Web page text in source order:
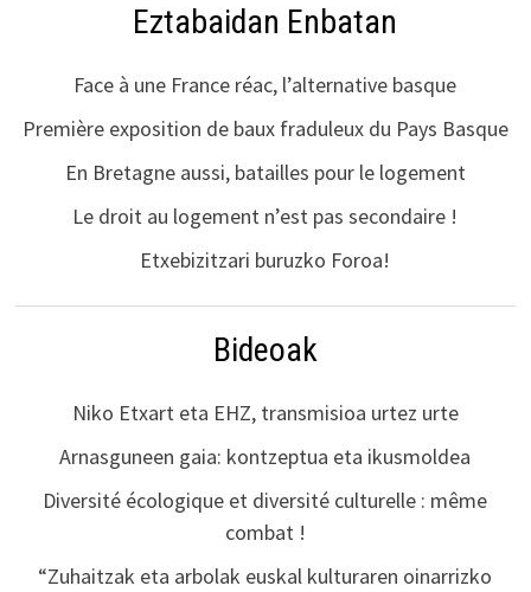
Eztabaidan Enbatan
Face à une France réac, l’alternative basque
Première exposition de baux fraduleux du Pays Basque
En Bretagne aussi, batailles pour le logement
Le droit au logement n’est pas secondaire !
Etxebizitzari buruzko Foroa!
Bideoak
Niko Etxart eta EHZ, transmisioa urtez urte
Arnasguneen gaia: kontzeptua eta ikusmoldea
Diversité écologique et diversité culturelle : même
combat !
“Zuhaitzak eta arbolak euskal kulturaren oinarrizko